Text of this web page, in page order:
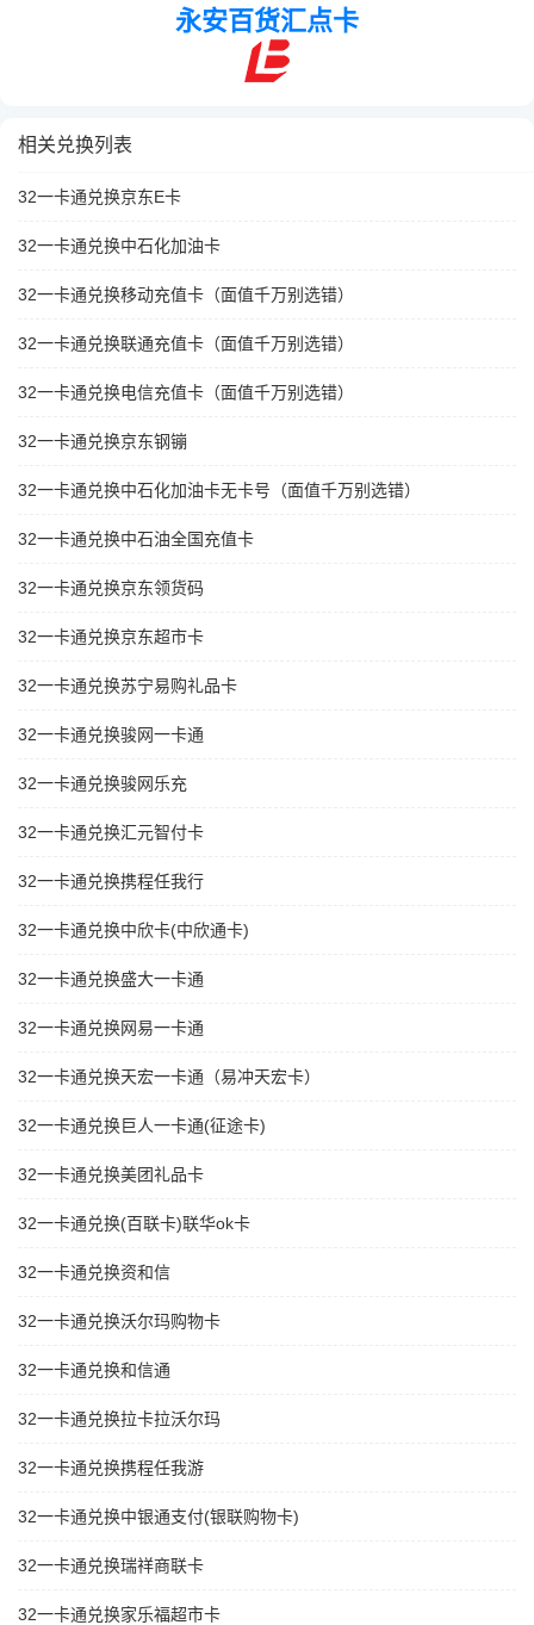
永安百货汇点卡
相关兑换列表
32一卡通兑换京东E卡
32一卡通兑换中石化加油卡
32一卡通兑换移动充值卡（面值千万别选错）
32一卡通兑换联通充值卡（面值千万别选错）
32一卡通兑换电信充值卡（面值千万别选错）
32一卡通兑换京东钢镚
32一卡通兑换中石化加油卡无卡号（面值千万别选错）
32一卡通兑换中石油全国充值卡
32一卡通兑换京东领货码
32一卡通兑换京东超市卡
32一卡通兑换苏宁易购礼品卡
32一卡通兑换骏网一卡通
32一卡通兑换骏网乐充
32一卡通兑换汇元智付卡
32一卡通兑换携程任我行
32一卡通兑换中欣卡(中欣通卡)
32一卡通兑换盛大一卡通
32一卡通兑换网易一卡通
32一卡通兑换天宏一卡通（易冲天宏卡）
32一卡通兑换巨人一卡通(征途卡)
32一卡通兑换美团礼品卡
32一卡通兑换(百联卡)联华ok卡
32一卡通兑换资和信
32一卡通兑换沃尔玛购物卡
32一卡通兑换和信通
32一卡通兑换拉卡拉沃尔玛
32一卡通兑换携程任我游
32一卡通兑换中银通支付(银联购物卡)
32一卡通兑换瑞祥商联卡
32一卡通兑换家乐福超市卡